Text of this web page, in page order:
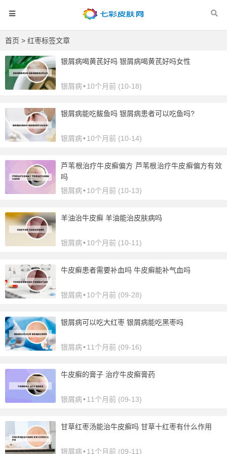
首页 > 红枣标签文章
银屑病喝黄芪好吗 银屑病喝黄芪好吗女性
银屑病•10个月前 (10-18)
银屑病能吃鲅鱼吗 银屑病患者可以吃鱼吗?
银屑病•10个月前 (10-14)
芦苇根治疗牛皮癣偏方 芦苇根治疗牛皮癣偏方有效
吗
银屑病•10个月前 (10-13)
羊油治牛皮癣 羊油能治皮肤病吗
银屑病•10个月前 (10-11)
牛皮癣患者需要补血吗 牛皮癣能补气血吗
银屑病•10个月前 (09-28)
银屑病可以吃大红枣 银屑病能吃黑枣吗
银屑病•11个月前 (09-16)
牛皮癣的膏子 治疗牛皮癣膏药
银屑病•11个月前 (09-13)
甘草红枣汤能治牛皮癣吗 甘草十红枣有什么作用
银屑病•11个月前 (09-11)